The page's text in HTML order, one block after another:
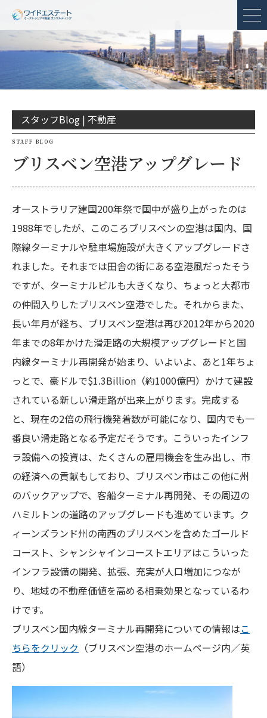
メ
スタッフBlog | 不動産
STAFF BLOG
ブリスベン空港アップグレード
オーストラリア建国200年祭で国中が盛り上がったのは
1988年でしたが、このころブリスベンの空港は国内、国
際線ターミナルや駐車場施設が大きくアップグレードさ
れました。それまでは田舎の街にある空港風だったそう
ですが、ターミナルビルも大きくなり、ちょっと大都市
の仲間入りしたブリスベン空港でした。それからまた、
長い年月が経ち、ブリスベン空港は再び2012年から2020
年までの8年かけた滑走路の大規模アップグレードと国
内線ターミナル再開発が始まり、いよいよ、あと1年ちょ
っとで、豪ドルで$1.3Billion（約1000億円）かけて建設
されている新しい滑走路が出来上がります。完成する
と、現在の2倍の飛行機発着数が可能になり、国内でも一
番良い滑走路となる予定だそうです。こういったインフ
ラ設備への投資は、たくさんの雇用機会を生み出し、市
の経済への貢献もしており、ブリスベン市はこの他に州
のバックアップで、客船ターミナル再開発、その周辺の
ハミルトンの道路のアップグレードも進めています。ク
ィーンズランド州の南西のブリスベンを含めたゴールド
コースト、シャンシャインコーストエリアはこういった
インフラ設備の開発、拡張、充実が人口増加につなが
り、地域の不動産価値を高める相乗効果となっているわ
けです。
ブリスベン国内線ターミナル再開発についての情報はこ
ちらをクリック （ブリスベン空港のホームページ内／英
語）